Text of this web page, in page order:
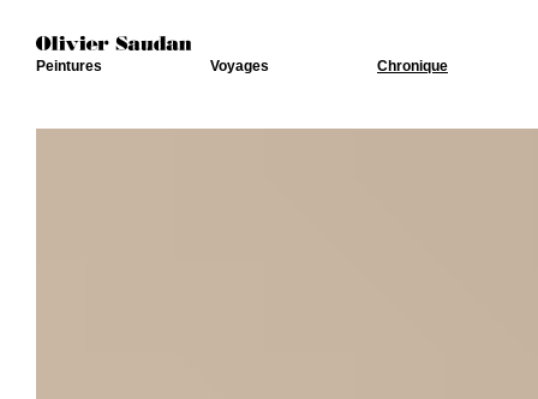
Peintures Voyages Chronique